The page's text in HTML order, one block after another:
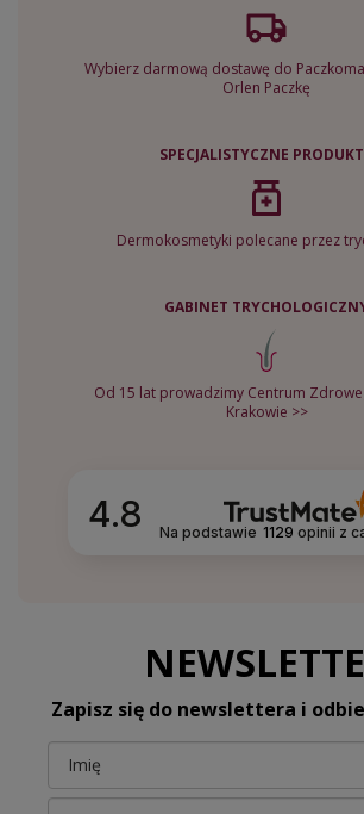
Wybierz darmową dostawę do
Orlen Paczkę
SPECJALISTYCZNE
Dermokosmetyki polecane przez
GABINET
Od 15 lat prowadzimy Centrum
Krakowie >>
4.8 Na podstawie 1129 opinii z
Zapisz się do newslettera i